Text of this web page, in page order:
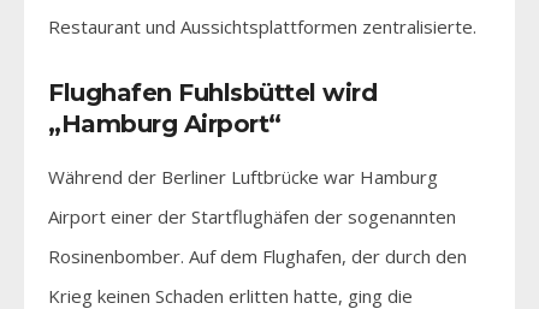
Restaurant und Aussichtsplattformen zentralisierte.
Flughafen Fuhlsbüttel wird
„Hamburg Airport“
Während der Berliner Luftbrücke war Hamburg
Airport einer der Startflughäfen der sogenannten
Rosinenbomber. Auf dem Flughafen, der durch den
Krieg keinen Schaden erlitten hatte, ging die